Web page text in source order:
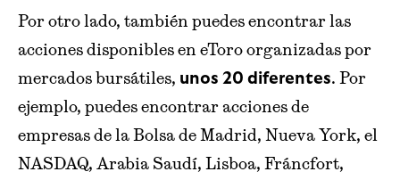
Por otro lado, también puedes encontrar las
acciones disponibles en eToro organizadas por
mercados bursátiles, unos 20 diferentes. Por
ejemplo, puedes encontrar acciones de
empresas de la Bolsa de Madrid, Nueva York, el
NASDAQ, Arabia Saudí, Lisboa, Fráncfort,